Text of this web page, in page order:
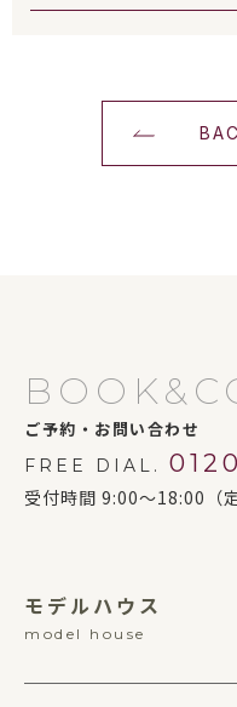
ご予約・お問い合わせ
FREE DIAL.
受付時間 9:00～18:00（
モデルハウス
model house